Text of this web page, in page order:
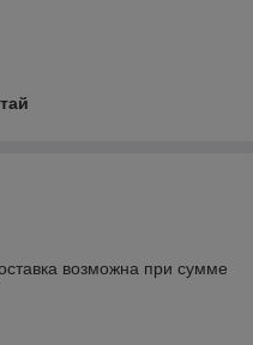
возможна при сумме